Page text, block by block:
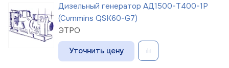
Дизельный генератор АД1500-Т400-1Р
(Cummins QSK60-G7)
ЭТРО
Уточнить цену